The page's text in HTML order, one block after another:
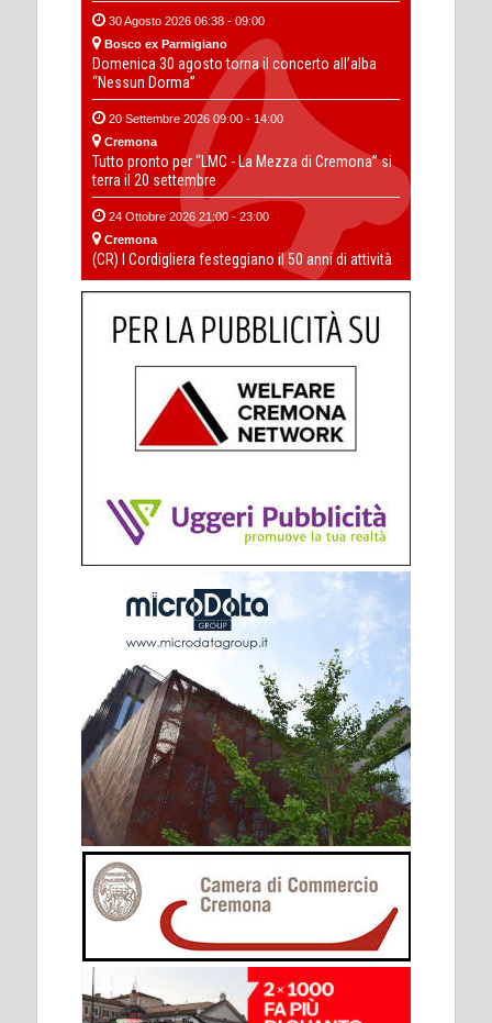
30 Agosto 2026 06:38 - 09:00
Bosco ex Parmigiano
Domenica 30 agosto torna il concerto all’alba
“Nessun Dorma”
20 Settembre 2026 09:00 - 14:00
Cremona
Tutto pronto per “LMC - La Mezza di Cremona” si
terra il 20 settembre
24 Ottobre 2026 21:00 - 23:00
Cremona
(CR) I Cordigliera festeggiano il 50 anni di attività